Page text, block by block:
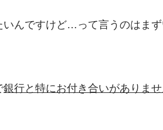
んですけど…って言うのはま
銀行と特にお付き合いがありま